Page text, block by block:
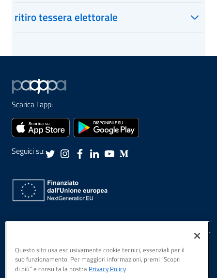
Questo sito usa esclusivamente cookie tecnici, essenziali per il
suo funzionamento. Per maggiori informazioni, premi “Scopri
di più” e consulta la nostra Privacy Policy
ritiro tessera elettorale
Scarica l'app:
Seguici su:
Sicurezza
Dichiarazione di
accessibilità
PagoPA S.p.A., Piazza Colonna, 370, Roma, 00187 IT